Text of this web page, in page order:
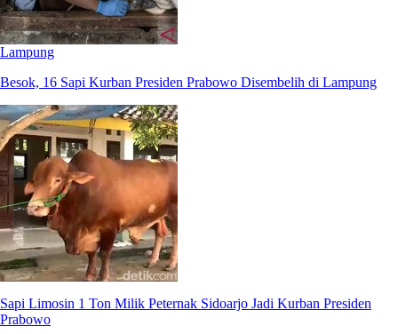
Lampung
Besok, 16 Sapi Kurban Presiden Prabowo Disembelih di Lampung
Sapi Limosin 1 Ton Milik Peternak Sidoarjo Jadi Kurban Presiden
Prabowo